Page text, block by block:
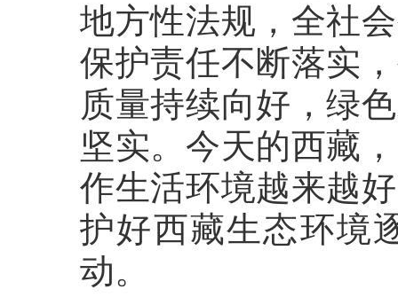
地方性法规，全社
保护责任不断落实
质量持续向好，绿
坚实。今天的西藏
作生活环境越来越
护好西藏生态环境
动。